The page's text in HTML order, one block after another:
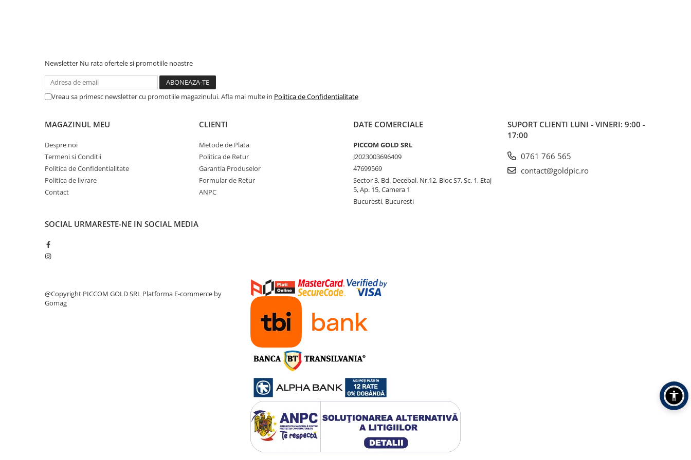
Newsletter Nu rata ofertele si promotiile noastre
Vreau sa primesc newsletter cu promotiile magazinului. Afla mai multe in Politica de Confidentialitate
MAGAZINUL MEU
Despre noi
Termeni si Conditii
Politica de Confidentialitate
Politica de livrare
Contact
CLIENTI
Metode de Plata
Politica de Retur
Garantia Produselor
Formular de Retur
ANPC
DATE COMERCIALE
PICCOM GOLD SRL
J2023003696409
47699569
Sector 3, Bd. Decebal, Nr.12, Bloc S7, Sc. 1, Etaj
5, Ap. 15, Camera 1
Bucuresti, Bucuresti
SUPORT CLIENTI LUNI - VINERI: 9:00 -
17:00
0761 766 565
contact@goldpic.ro
SOCIAL URMARESTE-NE IN SOCIAL MEDIA
@Copyright PICCOM GOLD SRL Platforma E-commerce by
Gomag